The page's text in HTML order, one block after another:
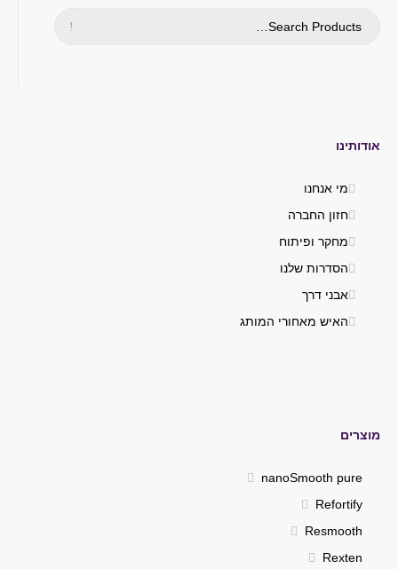
אודותינו
מי אנחנו
חזון החברה
מחקר ופיתוח
הסדרות שלנו
אבני דרך
האיש מאחורי המותג
מוצרים
nanoSmooth pure
Refortify
Resmooth
Rexten